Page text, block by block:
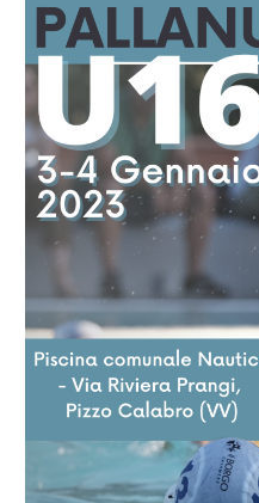
Interregionale
Pallanuoto
Pizzo
Calabro